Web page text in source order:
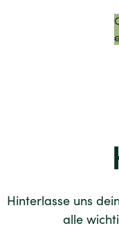
Hinterlasse uns
alle